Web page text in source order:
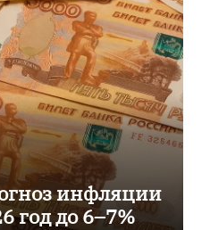
инфляции
год до 6–7%